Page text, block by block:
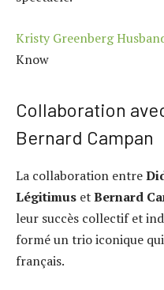
Kristy Greenberg
Know
Collaboration
Bernard Campan
La collaboration entre
Légitimus etBernard
leur succès collectif et
formé un trio iconique
français.